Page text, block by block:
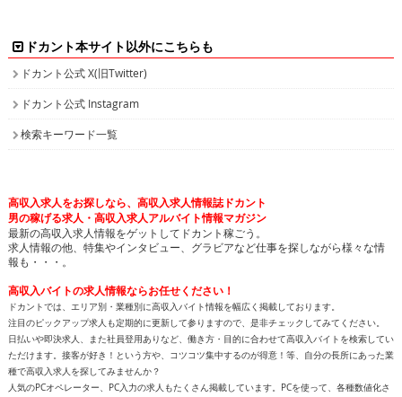
ドカント本サイト以外にこちらも
ドカント公式 X(旧Twitter)
ドカント公式 Instagram
検索キーワード一覧
高収入求人をお探しなら、高収入求人情報誌ドカント
男の稼げる求人・高収入求人アルバイト情報マガジン
最新の高収入求人情報をゲットしてドカント稼ごう。
求人情報の他、特集やインタビュー、グラビアなど仕事を探しながら様々な情
報も・・・。
高収入バイトの求人情報ならお任せください！
ドカントでは、エリア別・業種別に高収入バイト情報を幅広く掲載しております。
注目のピックアップ求人も定期的に更新して参りますので、是非チェックしてみてください。
日払いや即決求人、また社員登用ありなど、働き方・目的に合わせて高収入バイトを検索してい
ただけます。接客が好き！という方や、コツコツ集中するのが得意！等、自分の長所にあった業
種で高収入求人を探してみませんか？
人気のPCオペレーター、PC入力の求人もたくさん掲載しています。PCを使って、各種数値化さ